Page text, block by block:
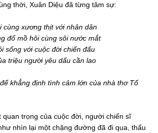
thời, Xuân Diệu đã từng tâm sự:
cùng xương thịt với nhân dân
đổ mồ hôi cùng sôi nước mắt
sống với cuộc đời chiến đấu
triệu người yêu dấu cần lao
khẳng định tình cảm lớn của nhà thơ Tố
trọng của cuộc đời, người chiến sĩ
nhìn lại một chặng đường đã đi qua, thấu